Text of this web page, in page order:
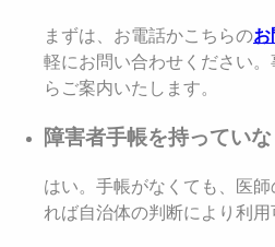
まずは、お電話かこちらのお
軽にお問い合わせください
らご案内いたします。
障害者手帳を持ってい
はい。手帳がなくても、医
れば自治体の判断により利用